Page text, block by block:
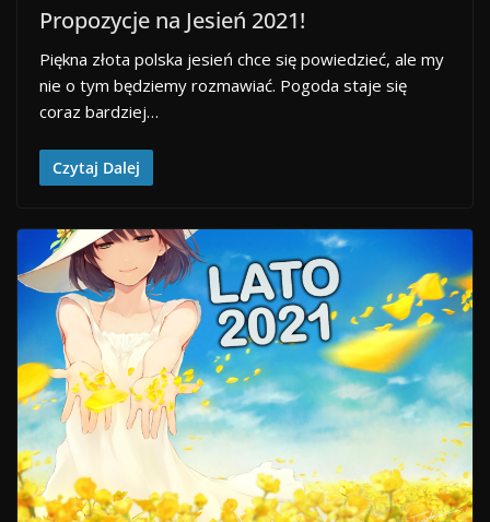
Propozycje na Jesień 2021!
Piękna złota polska jesień chce się powiedzieć, ale my
nie o tym będziemy rozmawiać. Pogoda staje się
coraz bardziej…
Czytaj Dalej